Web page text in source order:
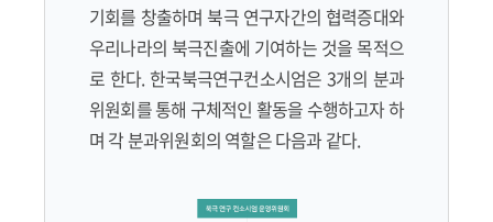
기회를 창출하며 북극 연구자간의 협력증대와
우리나라의 북극진출에 기여하는 것을 목적으
로 한다. 한국북극연구컨소시엄은 3개의 분과
위원회를 통해 구체적인 활동을 수행하고자 하
며 각 분과위원회의 역할은 다음과 같다.